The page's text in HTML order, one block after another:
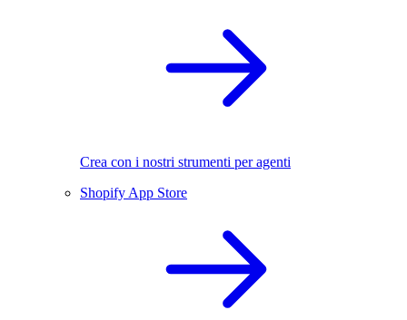
Crea con i nostri strumenti per agenti
Shopify App Store